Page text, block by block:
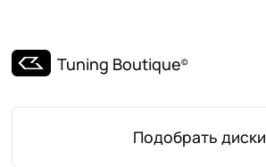
Tuning Boutique©
Подобрать диски